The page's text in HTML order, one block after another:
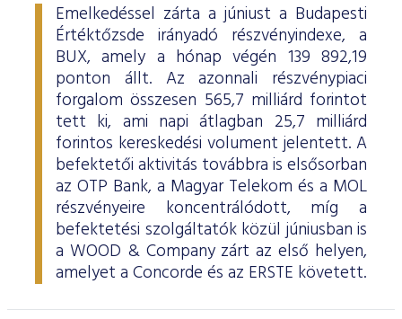
Emelkedéssel zárta a júniust a Budapesti
Értéktőzsde irányadó részvényindexe, a
BUX, amely a hónap végén 139 892,19
ponton állt. Az azonnali részvénypiaci
forgalom összesen 565,7 milliárd forintot
tett ki, ami napi átlagban 25,7 milliárd
forintos kereskedési volument jelentett. A
befektetői aktivitás továbbra is elsősorban
az OTP Bank, a Magyar Telekom és a MOL
részvényeire koncentrálódott, míg a
befektetési szolgáltatók közül júniusban is
a WOOD & Company zárt az első helyen,
amelyet a Concorde és az ERSTE követett.